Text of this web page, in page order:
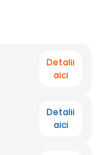
Detalii
aici
Detalii
aici